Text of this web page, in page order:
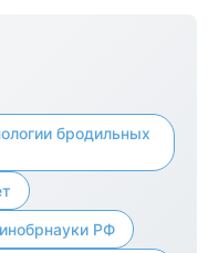
бродильных
РФ